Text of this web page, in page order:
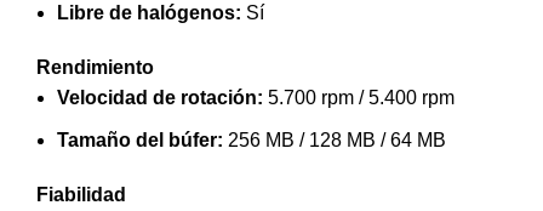
Libre de halógenos: Sí
Rendimiento
Velocidad de rotación: 5.700 rpm / 5.400 rpm
Tamaño del búfer: 256 MB / 128 MB / 64 MB
Fiabilidad